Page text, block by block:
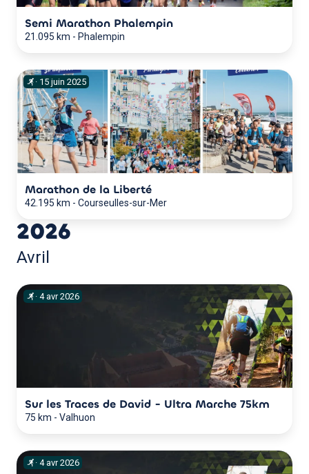
Semi Marathon Phalempin
21.095 km - Phalempin
· 15 juin 2025
Marathon de la Liberté
42.195 km - Courseulles-sur-Mer
2026
Avril
· 4 avr 2026
Sur les Traces de David - Ultra Marche 75km
75 km - Valhuon
· 4 avr 2026